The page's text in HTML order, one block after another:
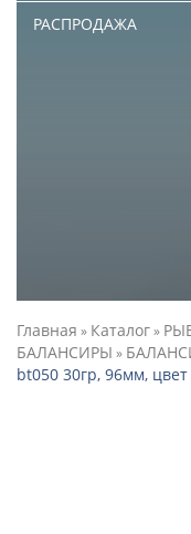
РАСПРОДАЖА
Главная » Каталог»
БАЛАНСИРЫ »
bt050 30гр, 96мм,